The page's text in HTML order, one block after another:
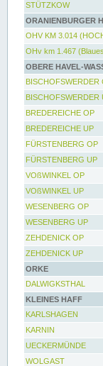
STÜTZKOW
ORANIENBURGER
OHV KM 3.014
OHv km 1.467
OBERE HAVEL-
BISCHOFSWERDER
BISCHOFSWERDER
BREDEREICHE OP
BREDEREICHE UP
FÜRSTENBERG OP
FÜRSTENBERG UP
VOßWINKEL OP
VOßWINKEL UP
WESENBERG OP
WESENBERG UP
ZEHDENICK OP
ZEHDENICK UP
ORKE
DALWIGKSTHAL
KLEINES HAFF
KARLSHAGEN
KARNIN
UECKERMÜNDE
WOLGAST